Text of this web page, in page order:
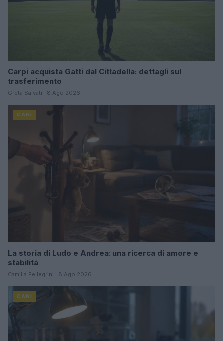
Carpi acquista Gatti dal Cittadella: dettagli sul
trasferimento
Greta Salvati · 8 Ago 2026
CANI
La storia di Ludo e Andrea: una ricerca di amore e
stabilità
Camilla Pellegrini · 8 Ago 2026
CANI